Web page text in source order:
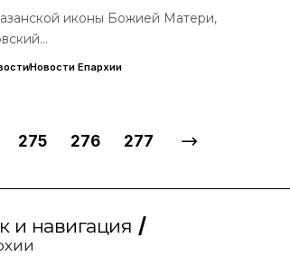
иконы Божией Матери,
Новости Епархии
275 276 277
и навигация